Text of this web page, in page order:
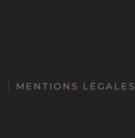
MENTIONS LÉGALES